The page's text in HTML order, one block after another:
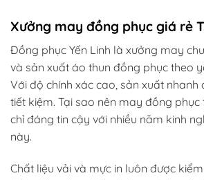
Xưởng may đồng phục giá rẻ
Đồng phục Yến Linh là xưởng may
và sản xuất áo thun đồng phục theo
Với độ chính xác cao, sản xuất nhanh
tiết kiệm. Tại sao nên may đồng phục
chỉ đáng tin cậy với nhiều năm kinh
này.
Chất liệu vải và mực in luôn được